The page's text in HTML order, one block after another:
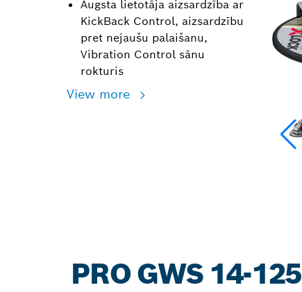
Augsta lietotāja aizsardzība ar
KickBack Control, aizsardzību
pret nejaušu palaišanu,
Vibration Control sānu
rokturis
View more
PRO GWS 14-125